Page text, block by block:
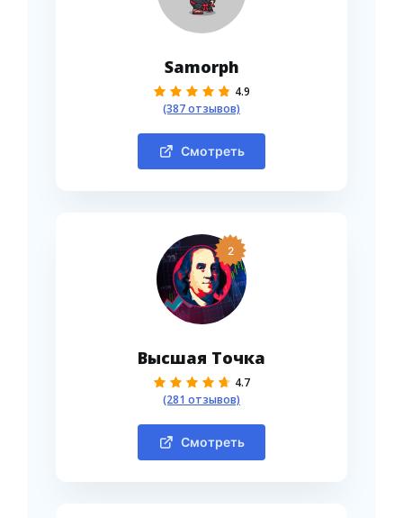
Samorph
4.9
(387 отзывов)
Смотреть
2
Высшая Точка
4.7
(281 отзывов)
Смотреть